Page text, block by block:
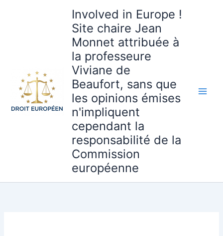
Involved in Europe !
Site chaire Jean
Monnet attribuée à
la professeure
Viviane de
Beaufort, sans que
les opinions émises
n'impliquent
cependant la
responsabilité de la
Commission
européenne